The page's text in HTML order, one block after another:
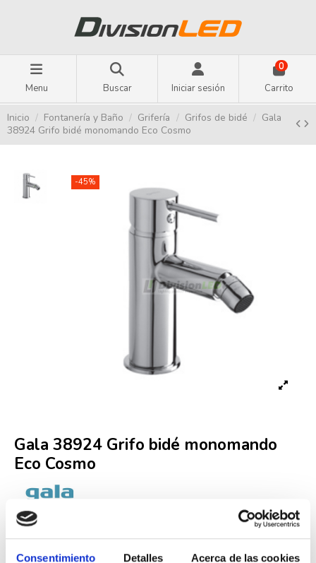
Consentimiento Detalles Acerca de las cookies
Menu Buscar Iniciar sesión
0
Carrito
Inicio Fontanería y Baño Grifería Grifos de bidé
Gala
38924 Grifo bidé monomando Eco Cosmo
-45%
Gala 38924 Grifo bidé monomando
Eco Cosmo
Referencia
56,70 €103,09 € -45%